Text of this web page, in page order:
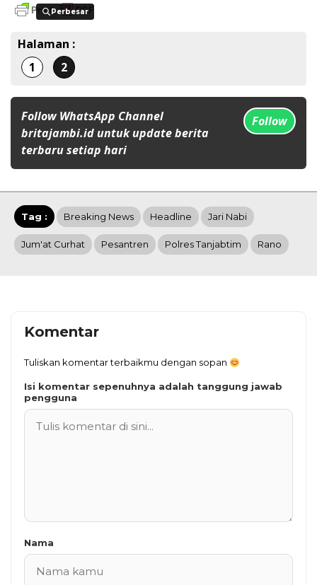
Perbesar
Perbesar
Halaman :
1
2
Follow WhatsApp Channel
britajambi.id untuk update berita
terbaru setiap hari
Follow
Tag : Breaking News Headline Jari Nabi
Jum'at Curhat Pesantren Polres Tanjabtim Rano
Komentar
Tuliskan komentar terbaikmu dengan sopan
Isi komentar sepenuhnya adalah tanggung jawab
pengguna
Nama